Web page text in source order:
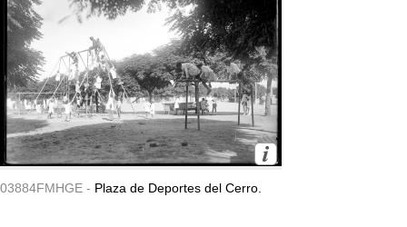
03884FMHGE - Plaza de Deportes del Cerro.